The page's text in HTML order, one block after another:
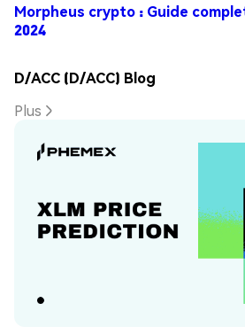
Morpheus crypto : Guide
2024
D/ACC (D/ACC) Blog
Plus